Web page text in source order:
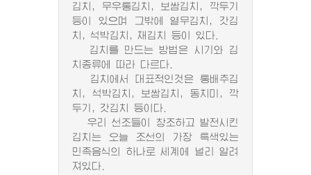
김치, 무우통김치, 보쌈김치, 깍두기
등이 있으며 그밖에 열무김치, 갓김
치, 석박김치, 채김치 등이 있다.
김치를 만드는 방법은 시기와 김
치종류에 따라 다르다.
김치에서 대표적인것은 통배추김
치, 석박김치, 보쌈김치, 동치미, 깍
두기, 갓김치 등이다.
우리 선조들이 창조하고 발전시킨
김치는 오늘 조선의 가장 특색있는
민족음식의 하나로 세계에 널리 알려
져있다.